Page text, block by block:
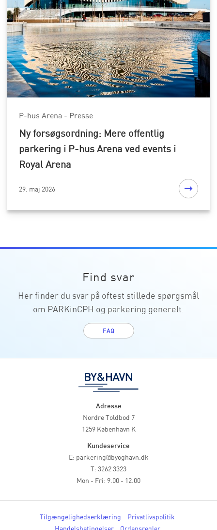
P-hus Arena - Presse
Ny forsøgsordning: Mere offentlig
parkering i P-hus Arena ved events i
Royal Arena
29. maj 2026
Find svar
Her finder du svar på oftest stillede spørgsmål
om PARKinCPH og parkering generelt.
FAQ
Adresse
Nordre Toldbod 7
1259 København K
Kundeservice
E: parkering@byoghavn.dk
T: 3262 3323
Mon - Fri: 9.00 - 12.00
Tilgængelighedserklæring
Privatlivspolitik
Handelsbetingelser
Ordensregler